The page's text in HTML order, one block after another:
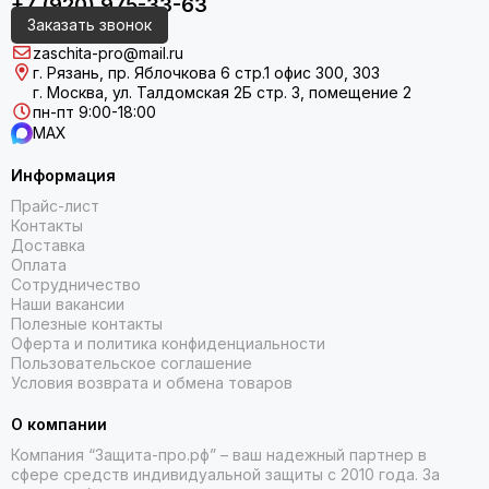
общехозяйственных задач.
Одинарный и двойной латексный облив
— в чём разница
Перчатки трикотажные с латексным обливом выпускаются
с одним или двумя слоями покрытия. Перчатки рабочие
трикотажные с обливом в один слой обеспечивают
надёжное сцепление и базовую защиту от загрязнений,
влаги и механических повреждений при повседневных
рабочих задачах. Перчатки хб с двойным латексным
обливом рассчитаны на более интенсивную нагрузку:
двойной слой существенно повышает износостойкость и
продлевает срок службы изделия, что делает их
выгодными при регулярном использовании на
Перчатки трикотажные хб с двойным латексным покрытием
защищают руки от порезов стеклом и арматурой, от
+7 (920) 975-33-63
Заказать звонок
zaschita-pro@mail.ru
г. Рязань, пр. Яблочкова 6 стр.1 офис 300, 303
г. Москва, ул. Талдомская 2Б стр. 3, помещение 2
пн-пт 9:00-18:00
MAX
Информация
Прайс-лист
Контакты
Доставка
Оплата
Сотрудничество
Наши вакансии
Полезные контакты
Оферта и политика конфиденциальности
Пользовательское соглашение
Условия возврата и обмена товаров
О компании
Компания “Защита-про.рф” – ваш надежный партнер в
сфере средств индивидуальной защиты с 2010 года. За